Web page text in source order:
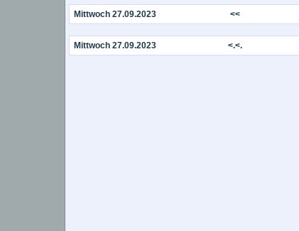
Mittwoch 27.09.2023 <<
Mittwoch 27.09.2023 <.<.